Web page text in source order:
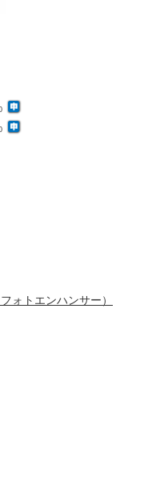
ォトエンハンサー）